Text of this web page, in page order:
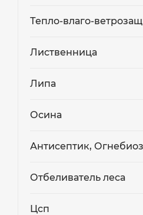
Тепло-влаго-
Лиственница
Липа
Осина
Антисептик,
Отбеливатель леса
Цсп